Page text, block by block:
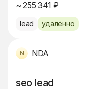
~ 255 341 ₽
lead удалённо
NDA
seo lead